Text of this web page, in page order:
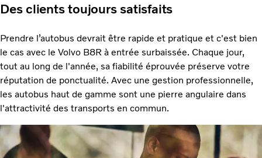
Des clients toujours satisfaits
Prendre l’autobus devrait être rapide et pratique et c'est bien
le cas avec le Volvo B8R à entrée surbaissée. Chaque jour,
tout au long de l'année, sa fiabilité éprouvée préserve votre
réputation de ponctualité. Avec une gestion professionnelle,
les autobus haut de gamme sont une pierre angulaire dans
l'attractivité des transports en commun.